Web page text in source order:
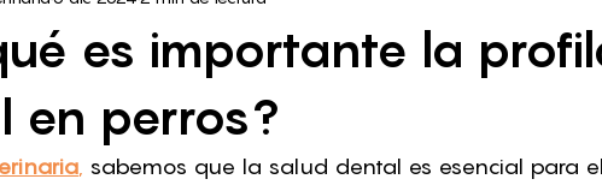
es importante la
en perros?
sabemos que la salud dental es esencial para